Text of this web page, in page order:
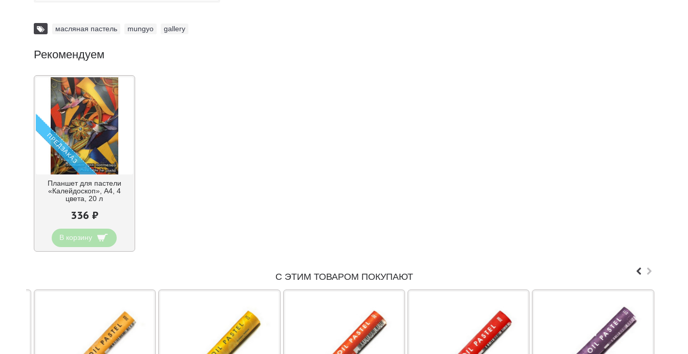
масляная пастель mungyo gallery
Рекомендуем
ПРЕДЗАКАЗ
Планшет для пастели
«Калейдоскоп», А4, 4
цвета, 20 л
336 ₽
В корзину
С ЭТИМ ТОВАРОМ ПОКУПАЮТ